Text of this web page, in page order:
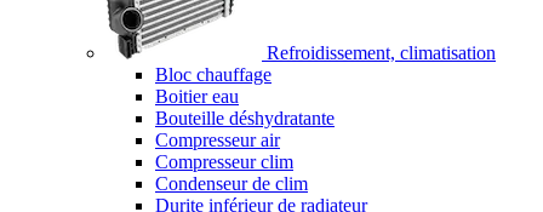
Refroidissement, climatisation
Bloc chauffage
Boitier eau
Bouteille déshydratante
Compresseur air
Compresseur clim
Condenseur de clim
Durite inférieur de radiateur